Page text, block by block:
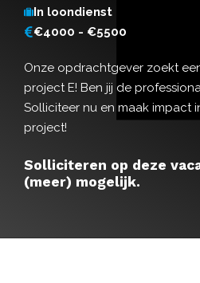
In loondienst
€4000 - €5500
Onze opdrachtgever zoekt
project E! Ben jij de
Solliciteer nu en maak impact
project!
Solliciteren op deze
(meer) mogelijk.